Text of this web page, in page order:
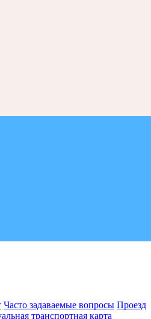
Часто задаваемые вопросы Проезд
транспортная карта